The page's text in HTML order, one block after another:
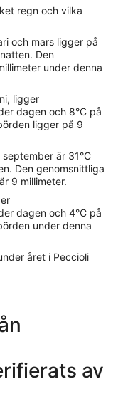
regn och vilka
och mars ligger på
Den
under denna
ligger
dagen och 8°C på
ligger på 9
är 31°C
Den genomsnittliga
9 millimeter.
dagen och 4°C på
under denna
året i Peccioli
av